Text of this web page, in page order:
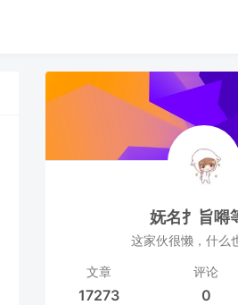
妩名扌旨嘚
这家伙很懒，什么
文章
17273
评论
0